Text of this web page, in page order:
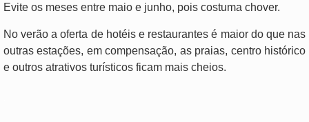
Evite os meses entre maio e junho, pois costuma chover.
No verão a oferta de hotéis e restaurantes é maior do que nas
outras estações, em compensação, as praias, centro histórico
e outros atrativos turísticos ficam mais cheios.